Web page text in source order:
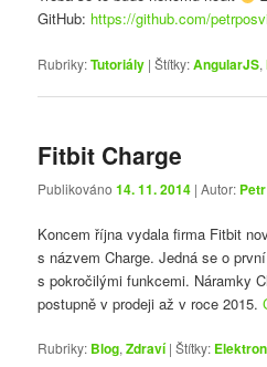
GitHub: https://github.com/
Rubriky:Tutoriály |Štítky:AngularJS,
Fitbit Charge
Publikováno14. 11. 2014 | Autor:
Koncem října vydala firma Fitbit
s názvem Charge. Jedná se o
s pokročilými funkcemi. Náramky
postupně v prodeji až v roce 2015.
Rubriky: Blog,Zdraví |Štítky: